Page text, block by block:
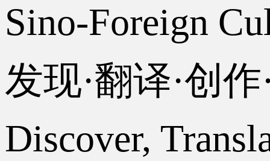
Sino-Foreign
发现·翻译·创
Discover,